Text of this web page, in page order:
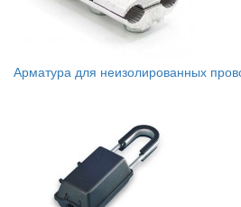
Арматура для неизолированных